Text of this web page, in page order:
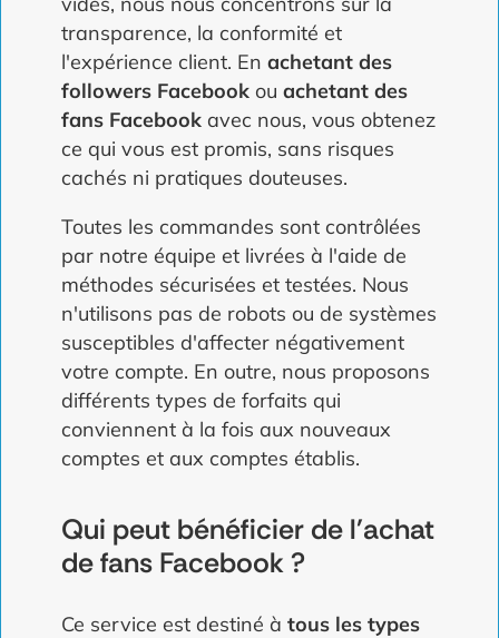
transparence, la conformité et
l'expérience client. En achetant des
followers Facebook ou achetant des
fans Facebook avec nous, vous obtenez
ce qui vous est promis, sans risques
cachés ni pratiques douteuses.
Toutes les commandes sont contrôlées
par notre équipe et livrées à l'aide de
méthodes sécurisées et testées. Nous
n'utilisons pas de robots ou de systèmes
susceptibles d'affecter négativement
votre compte. En outre, nous proposons
différents types de forfaits qui
conviennent à la fois aux nouveaux
comptes et aux comptes établis.
Qui peut bénéficier de l'achat
de fans Facebook ?
Ce service est destiné à tous les types